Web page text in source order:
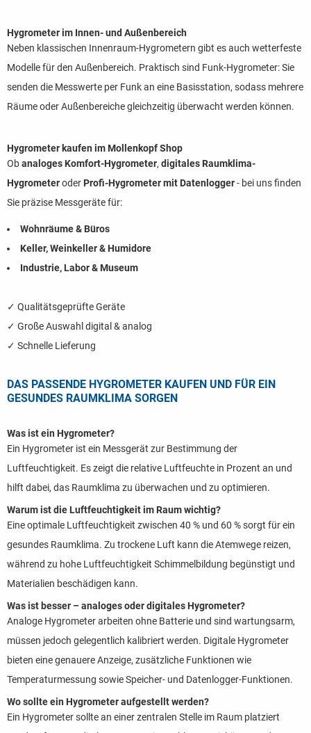
Hygrometer im Innen- und Außenbereich
Neben klassischen Innenraum-Hygrometern gibt es auch wetterfeste
Modelle für den Außenbereich. Praktisch sind Funk-Hygrometer: Sie
senden die Messwerte per Funk an eine Basisstation, sodass mehrere
Räume oder Außenbereiche gleichzeitig überwacht werden können.
Hygrometer kaufen im Mollenkopf Shop
Obanaloges Komfort-Hygrometer, digitales Raumklima-
Hygrometeroder Profi-Hygrometer mit Datenlogger- bei uns finden
Sie präzise Messgeräte für:
Wohnräume & Büros
Keller, Weinkeller & Humidore
Industrie, Labor & Museum
✓ Qualitätsgeprüfte Geräte
✓ Große Auswahl digital & analog
✓ Schnelle Lieferung
DAS PASSENDE HYGROMETER KAUFEN UND FÜR EIN
GESUNDES RAUMKLIMA SORGEN
Was ist ein Hygrometer?
Ein Hygrometer ist ein Messgerät zur Bestimmung der
Luftfeuchtigkeit. Es zeigt die relative Luftfeuchte in Prozent an und
hilft dabei, das Raumklima zu überwachen und zu optimieren.
Warum ist die Luftfeuchtigkeit im Raum wichtig?
Eine optimale Luftfeuchtigkeit zwischen 40 % und 60 % sorgt für ein
gesundes Raumklima. Zu trockene Luft kann die Atemwege reizen,
während zu hohe Luftfeuchtigkeit Schimmelbildung begünstigt und
Materialien beschädigen kann.
Was ist besser – analoges oder digitales Hygrometer?
Analoge Hygrometer arbeiten ohne Batterie und sind wartungsarm,
müssen jedoch gelegentlich kalibriert werden. Digitale Hygrometer
bieten eine genauere Anzeige, zusätzliche Funktionen wie
Temperaturmessung sowie Speicher- und Datenlogger-Funktionen.
Wo sollte ein Hygrometer aufgestellt werden?
Ein Hygrometer sollte an einer zentralen Stelle im Raum platziert